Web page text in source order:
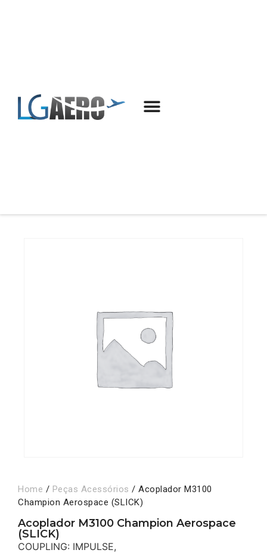
Home / Peças Acessórios / Acoplador M3100
Champion Aerospace (SLICK)
Acoplador M3100 Champion Aerospace
(SLICK)
COUPLING: IMPULSE,